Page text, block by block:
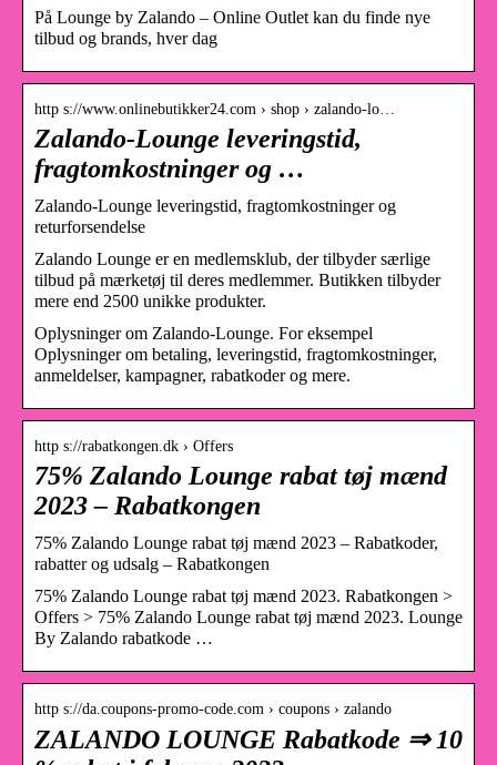
På Lounge by Zalando – Online Outlet kan du finde nye
tilbud og brands, hver dag
http s://www.onlinebutikker24.com › shop › zalando-lo…
Zalando-Lounge leveringstid,
fragtomkostninger og …
Zalando-Lounge leveringstid, fragtomkostninger og
returforsendelse
Zalando Lounge er en medlemsklub, der tilbyder særlige
tilbud på mærketøj til deres medlemmer. Butikken tilbyder
mere end 2500 unikke produkter.
Oplysninger om Zalando-Lounge. For eksempel
Oplysninger om betaling, leveringstid, fragtomkostninger,
anmeldelser, kampagner, rabatkoder og mere.
http s://rabatkongen.dk › Offers
75% Zalando Lounge rabat tøj mænd
2023 – Rabatkongen
75% Zalando Lounge rabat tøj mænd 2023 – Rabatkoder,
rabatter og udsalg – Rabatkongen
75% Zalando Lounge rabat tøj mænd 2023. Rabatkongen >
Offers > 75% Zalando Lounge rabat tøj mænd 2023. Lounge
By Zalando rabatkode …
http s://da.coupons-promo-code.com › coupons › zalando
ZALANDO LOUNGE Rabatkode ⇒ 10